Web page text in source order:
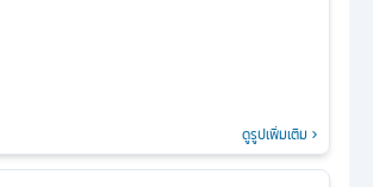
ดูรูปเพิ่มเติม